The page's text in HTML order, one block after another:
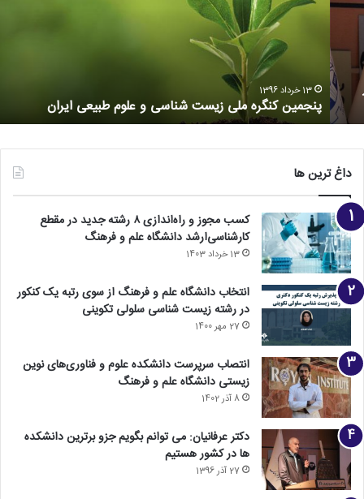
13 خرداد 1396
پنجمین کنگره ملی زیست شناسی و علوم طبیعی ایران
داغ ترین ها
کسب مجوز و راه‌اندازی ۸ رشته جدید در مقطع
کارشناسی‌ارشد دانشگاه علم و فرهنگ
13 خرداد 1403
انتخاب دانشگاه علم و فرهنگ از سوی رتبه یک کنکور
در رشته زیست شناسی سلولی تکوینی
27 مهر 1400
انتصاب سرپرست دانشکده علوم و فناوری‌های نوین
زیستی دانشگاه علم و فرهنگ
8 آذر 1402
دکتر عرفانیان: می توانم بگویم جزو برترین دانشکده
ها در کشور هستیم
27 آذر 1396